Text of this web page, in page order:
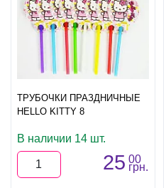
ТРУБОЧКИ ПРАЗДНИЧНЫЕ
HELLO KITTY 8
В наличии 14 шт.
25 00
грн.